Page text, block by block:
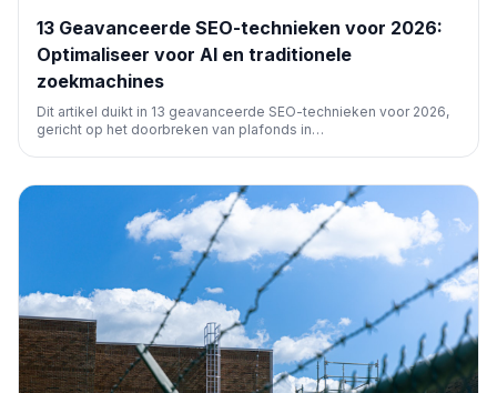
13 Geavanceerde SEO-technieken voor 2026:
Optimaliseer voor AI en traditionele
zoekmachines
Dit artikel duikt in 13 geavanceerde SEO-technieken voor 2026,
gericht op het doorbreken van plafonds in
contentoptimalisatie, linkbuilding en technische SEO.